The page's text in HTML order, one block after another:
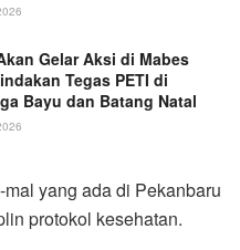
Gelar Aksi di Mabes
Tegas PETI di
Bayu dan Batang Natal
yang ada di Pekanbaru
protokol kesehatan.